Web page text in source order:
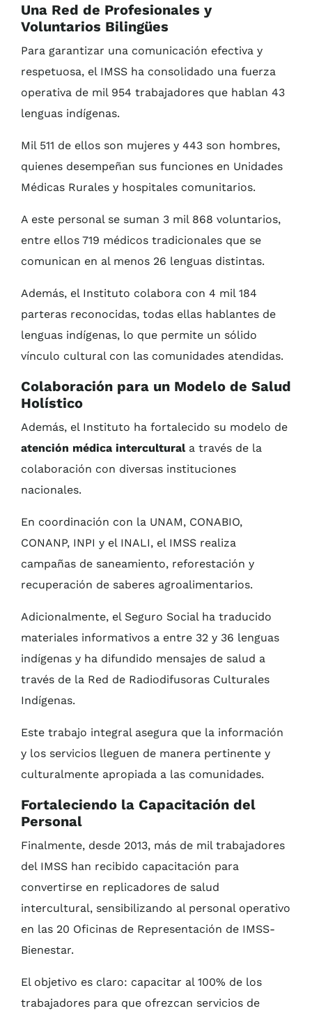
Una Red de Profesionales y
Voluntarios Bilingües
Para garantizar una comunicación efectiva y
respetuosa, el IMSS ha consolidado una fuerza
operativa de mil 954 trabajadores que hablan 43
lenguas indígenas.
Mil 511 de ellos son mujeres y 443 son hombres,
quienes desempeñan sus funciones en Unidades
Médicas Rurales y hospitales comunitarios.
A este personal se suman 3 mil 868 voluntarios,
entre ellos 719 médicos tradicionales que se
comunican en al menos 26 lenguas distintas.
Además, el Instituto colabora con 4 mil 184
parteras reconocidas, todas ellas hablantes de
lenguas indígenas, lo que permite un sólido
vínculo cultural con las comunidades atendidas.
Colaboración para un Modelo de Salud
Holístico
Además, el Instituto ha fortalecido su modelo de
atención médica interculturala través de la
colaboración con diversas instituciones
nacionales.
En coordinación con la UNAM, CONABIO,
CONANP, INPI y el INALI, el IMSS realiza
campañas de saneamiento, reforestación y
recuperación de saberes agroalimentarios.
Adicionalmente, el Seguro Social ha traducido
materiales informativos a entre 32 y 36 lenguas
indígenas y ha difundido mensajes de salud a
través de la Red de Radiodifusoras Culturales
Indígenas.
Este trabajo integral asegura que la información
y los servicios lleguen de manera pertinente y
culturalmente apropiada a las comunidades.
Fortaleciendo la Capacitación del
Personal
Finalmente, desde 2013, más de mil trabajadores
del IMSS han recibido capacitación para
convertirse en replicadores de salud
intercultural, sensibilizando al personal operativo
en las 20 Oficinas de Representación de IMSS-
Bienestar.
El objetivo es claro: capacitar al 100% de los
trabajadores para que ofrezcan servicios de